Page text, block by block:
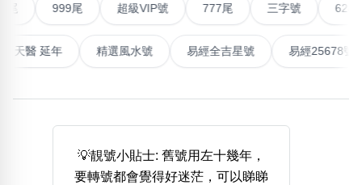
無5字
多8字 9888頭 二字號
三字號
清除全部分類
999尾 超級VIP號 777尾 三字號 6288頭
能量生氣 天醫 延年 精選風水號 易經全吉星號 易經
💡靚號小貼士: 舊號用左十幾年，
要轉號都會覺得好迷茫，可以睇睇